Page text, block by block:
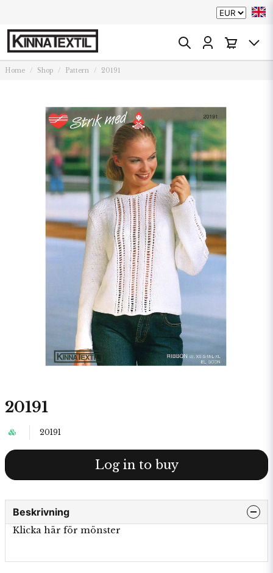
Home Shop Pattern 20191
20191
20191
Log in to buy
Beskrivning
Klicka här för mönster